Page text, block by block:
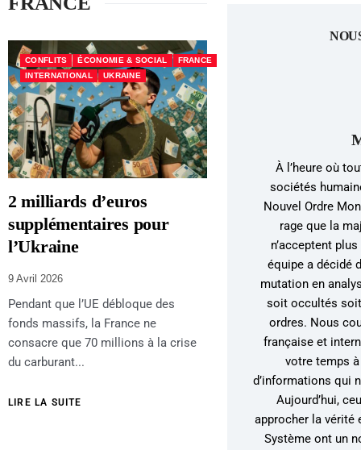
CONFLITS ÉCONOMIE & SOCIAL
FRANCE
INTERNATIONAL
UKRAINE
2 milliards d’euros
supplémentaires pour
l’Ukraine
9 Avril 2026
Pendant que l’UE débloque des
fonds massifs, la France ne
consacre que 70 millions à la crise
du carburant...
LIRE LA SUITE
À l’heure où
sociétés
Nouvel Ordre
rage que la
n’acceptent
équipe a décidé
mutation en
soit occultés
ordres. Nous
française et
votre temps
d’informations qui
Aujourd’hui,
approcher la vérité
Système ont un